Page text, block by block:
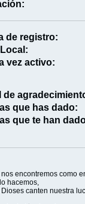
de registro:
vez activo:
de
que has dado:
que te han
encontremos como
hacemos,
canten nuestra